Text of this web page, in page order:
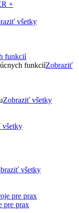
všetky
funkcií
funkciíZobraziť
Zobraziť všetky
všetky
všetky
pre prax